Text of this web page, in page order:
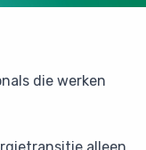
die werken